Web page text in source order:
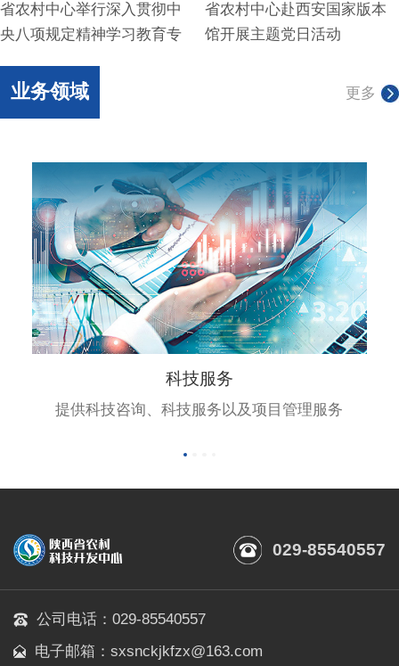
省农村中心举行深入贯彻中
央八项规定精神学习教育专
省农村中心赴西安国家版本
馆开展主题党日活动
业务领域 更多
科技服务
提供科技咨询、科技服务以及项目管理服务
029-85540557
公司电话：029-85540557
电子邮箱：sxsnckjkfzx@163.com